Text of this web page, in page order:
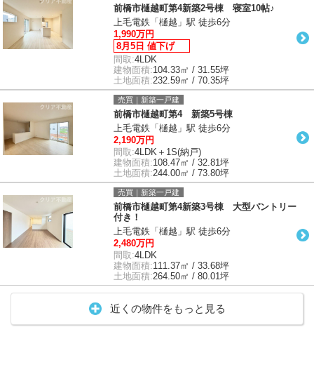
前橋市樋越町第4新築2号棟 寝室10帖♪
上毛電鉄「樋越」駅 徒歩6分
1,990万円
8月5日 値下げ
間取:4LDK
建物面積:104.33㎡ / 31.55坪
土地面積:232.59㎡ / 70.35坪
売買｜新築一戸建
前橋市樋越町第4 新築5号棟
上毛電鉄「樋越」駅 徒歩6分
2,190万円
間取:4LDK＋1S(納戸)
建物面積:108.47㎡ / 32.81坪
土地面積:244.00㎡ / 73.80坪
売買｜新築一戸建
前橋市樋越町第4新築3号棟 大型パントリー
付き！
上毛電鉄「樋越」駅 徒歩6分
2,480万円
間取:4LDK
建物面積:111.37㎡ / 33.68坪
土地面積:264.50㎡ / 80.01坪
近くの物件をもっと見る